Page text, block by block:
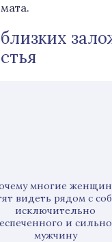
многие
видеть рядом с
исключительно
и
мужчину